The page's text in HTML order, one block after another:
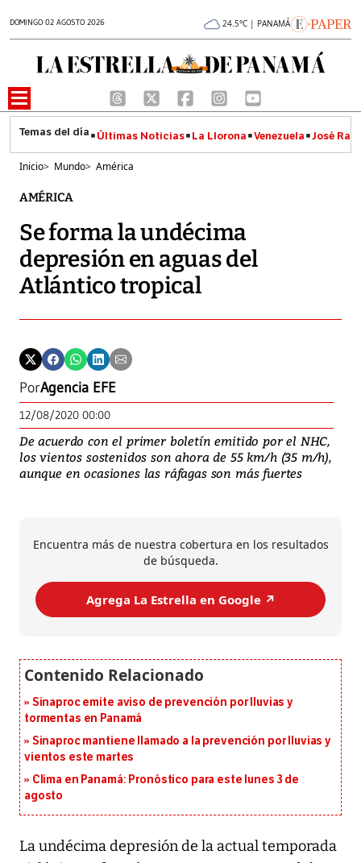
DOMINGO 02 AGOSTO 2026 24.5°C | PANAMÁ
Últimas Noticias La Llorona Venezuela José
Inicio> Mundo> América
AMÉRICA
Se forma la undécima
depresión en aguas del
Atlántico tropical
PorAgencia EFE
12/08/2020 00:00
De acuerdo con el primer boletín emitido por el NHC,
los vientos sostenidos son ahora de 55 km/h (35 m/h),
aunque en ocasiones las ráfagas son más fuertes
Encuentra más de nuestra cobertura en los resultados
de búsqueda.
Agrega La Estrella en Google ↗️
Sinaproc emite aviso de prevención por lluvias y
tormentas en Panamá
Sinaproc mantiene llamado a la prevención por lluvias y
vientos este martes
Clima en Panamá: Pronóstico para este lunes 3 de
agosto
La undécima depresión de la actual temporada